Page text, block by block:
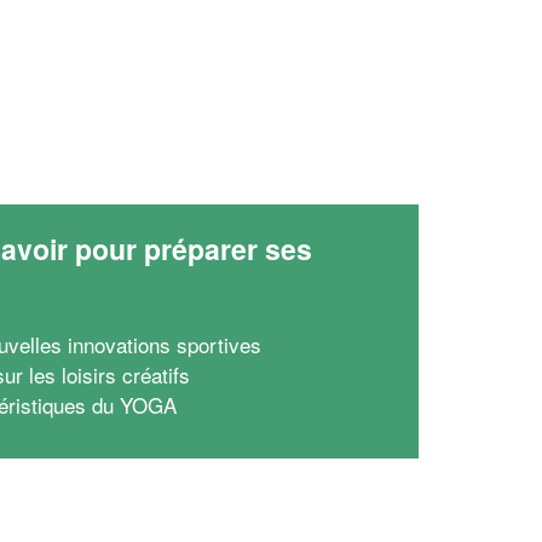
pour préparer ses
innovations sportives
les loisirs créatifs
du YOGA